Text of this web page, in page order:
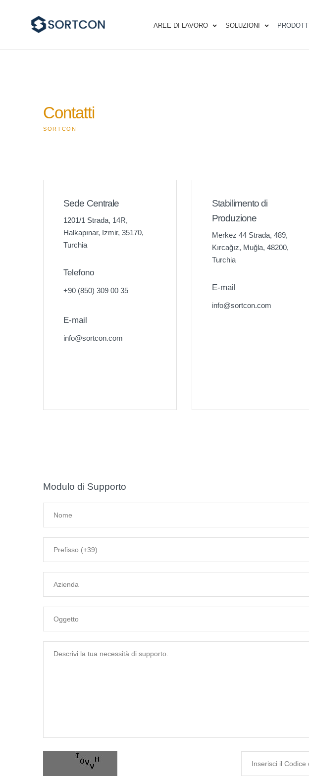
AREE DI LAVORO SOLUZIONI PRODOTTI
Contatti
SORTCON
Sede Centrale
1201/1 Strada, 14R,
Halkapınar, Izmir, 35170,
Turchia
Telefono
+90 (850) 309 00 35
E-mail
info@sortcon.com
Stabilimento di
Produzione
Merkez 44 Strada, 489,
Kırcağız, Muğla, 48200,
Turchia
E-mail
info@sortcon.com
Modulo di Supporto